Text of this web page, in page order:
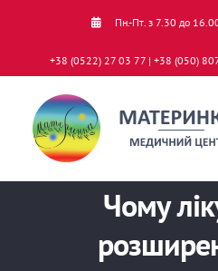
Пн.-Пт. з 7.30 до
+38 (0522) 27 03 77 | +38 (050)
Чому